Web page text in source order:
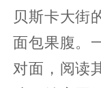
贝斯卡大街
面包果腹。
对面，阅读